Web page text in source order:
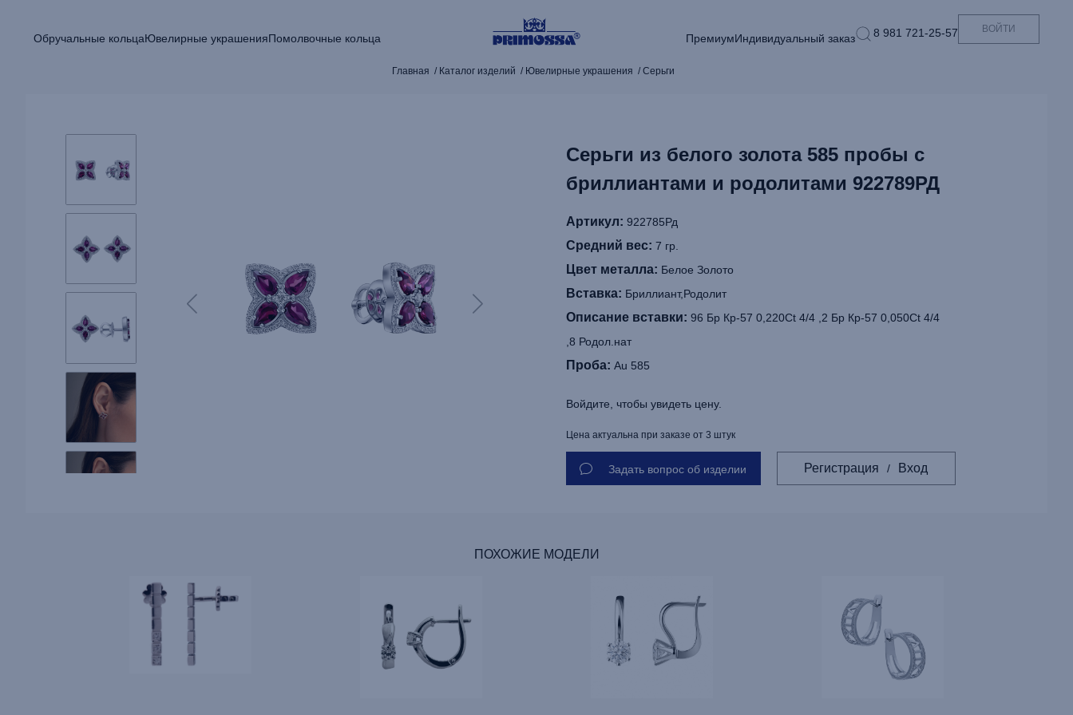
Обручальные кольцаЮвелирные украшенияПомолвочные кольца ПремиумИндивидуальный заказ 8 981 721-25-57 ВОЙТИ
Главная Каталог изделий Ювелирные украшения Серьги
Серьги из белого золота 585 пробы с
бриллиантами и родолитами 922789РД
Артикул: 922785Рд
Средний вес: 7 гр.
Цвет металла: Белое Золото
Вставка: Бриллиант,Родолит
Описание вставки: 96 Бр Кр-57 0,220Ct 4/4 ,2 Бр Кр-57 0,050Ct 4/4
,8 Родол.нат
Проба: Au 585
Войдите, чтобы увидеть цену.
Цена актуальна при заказе от 3 штук
Задать вопрос об изделии Регистрация / Вход
ПОХОЖИЕ МОДЕЛИ